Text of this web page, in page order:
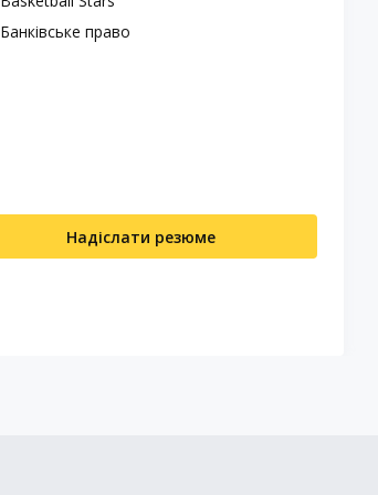
Банківське право
Надіслати резюме